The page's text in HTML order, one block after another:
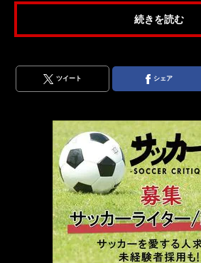
続きを読む
ツイート シェア